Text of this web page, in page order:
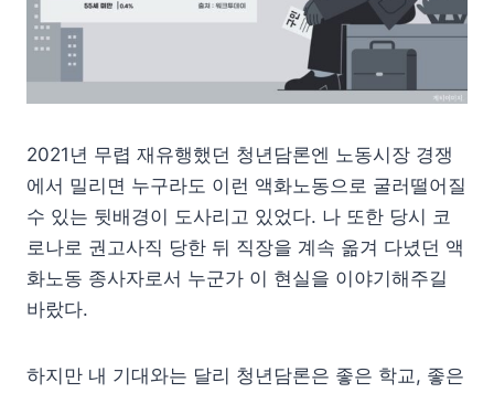
2021년 무렵 재유행했던 청년담론엔 노동시장 경쟁
에서 밀리면 누구라도 이런 액화노동으로 굴러떨어질
수 있는 뒷배경이 도사리고 있었다. 나 또한 당시 코
로나로 권고사직 당한 뒤 직장을 계속 옮겨 다녔던 액
화노동 종사자로서 누군가 이 현실을 이야기해주길
바랐다.
하지만 내 기대와는 달리 청년담론은 좋은 학교, 좋은